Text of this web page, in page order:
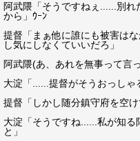
阿武隈「そうですねぇ......別
から」ｳｰﾝ
提督「まぁ他に誰にも被害は
し気にしなくていいだろ」
阿武隈(あ、あれを無事って言
大淀「......提督がそうおっしゃ
提督「しかし随分鎮守府を空
大淀「そうですね......私が知
と」